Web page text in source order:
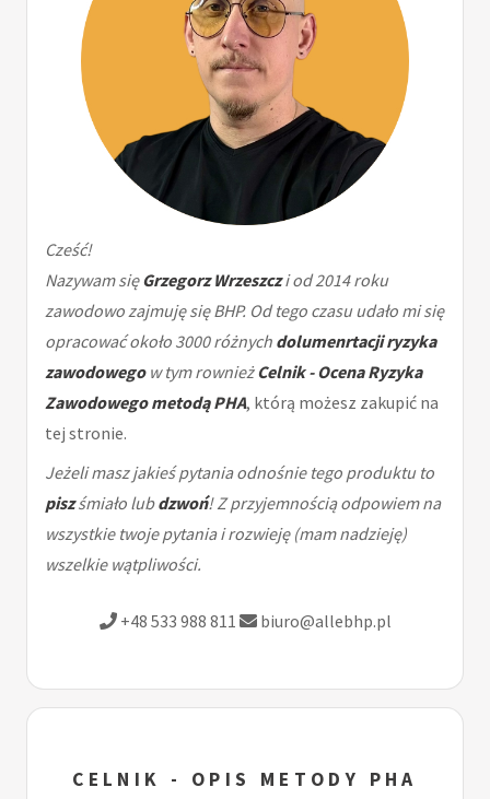
Cześć!
Nazywam sięGrzegorz Wrzeszczi od 2014 roku
zawodowo zajmuję się BHP. Od tego czasu udało mi się
opracować około 3000 różnych dolumenrtacji ryzyka
zawodowegow tym rownieżCelnik - Ocena Ryzyka
Zawodowego metodą PHA, którą możesz zakupić na
tej stronie.
Jeżeli masz jakieś pytania odnośnie tego produktu to
piszśmiało lubdzwoń! Z przyjemnością odpowiem na
wszystkie twoje pytania i rozwieję (mam nadzieję)
wszelkie wątpliwości.
+48 533 988 811 biuro@allebhp.pl
CELNIK - OPIS METODY PHA